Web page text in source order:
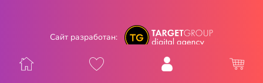
Сайт разработан: